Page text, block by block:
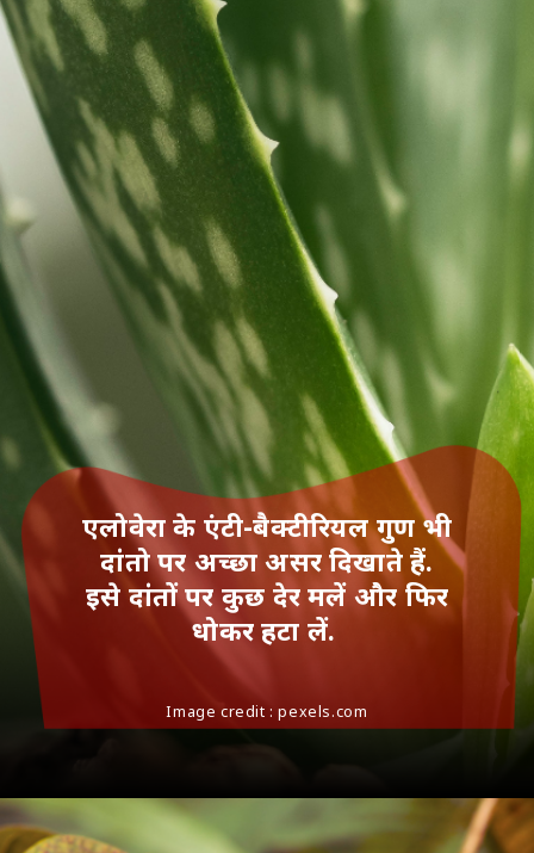
Image credit : pexels.com
एलोवेरा के एंटी-बैक्टीरियल गुण भी
दांतो पर अच्छा असर दिखाते हैं.
इसे दांतों पर कुछ देर मलें और फिर
धोकर हटा लें.